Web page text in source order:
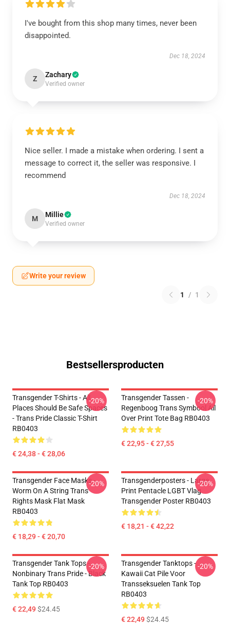
I've bought from this shop many times, never been
disappointed.
Dec 18, 2024
Z Zachary
Verified owner
Nice seller. I made a mistake when ordering. I sent a
message to correct it, the seller was responsive. I
recommend
Dec 18, 2024
M Millie
Verified owner
Write your review
1 / 1
Bestsellersproducten
Transgender T-Shirts - All
Places Should Be Safe Spaces
- Trans Pride Classic T-Shirt
RB0403
€ 24,38 - € 28,06
-20%
Transgender Tassen -
Regenboog Trans Symbool All
Over Print Tote Bag RB0403
€ 22,95 - € 27,55
-20%
Transgender Face Masks -
Worm On A String Trans
Rights Mask Flat Mask
RB0403
€ 18,29 - € 20,70
-20%
Transgenderposters - Large
Print Pentacle LGBT Vlag
Transgender Poster RB0403
€ 18,21 - € 42,22
-20%
Transgender Tank Tops -
Nonbinary Trans Pride - Black
Tank Top RB0403
€ 22,49$24.45
-20%
Transgender Tanktops -
Kawaii Cat Pile Voor
Transseksuelen Tank Top
RB0403
€ 22,49$24.45
-20%